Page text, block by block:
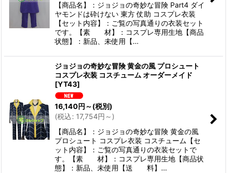
【商品名】：ジョジョの奇妙な冒険 Part4 ダイ
ヤモンドは砕けない 東方 仗助 コスプレ衣装
【セット内容】：ご覧の写真通りの衣装セット
です。【素 材】：コスプレ専用生地【商品
状態】：新品、未使用【…
ジョジョの奇妙な冒険 黄金の風 プロシュート
コスプレ衣装 コスチューム オーダーメイド
[YT43]
16,140円 ～(税別)
(税込: 17,754円 ～ )
【商品名】：ジョジョの奇妙な冒険 黄金の風
プロシュート コスプレ衣装 コスチューム【セ
ット内容】：ご覧の写真通りの衣装セットで
す。【素 材】：コスプレ専用生地【商品状
態】：新品、未使用【送 料】…